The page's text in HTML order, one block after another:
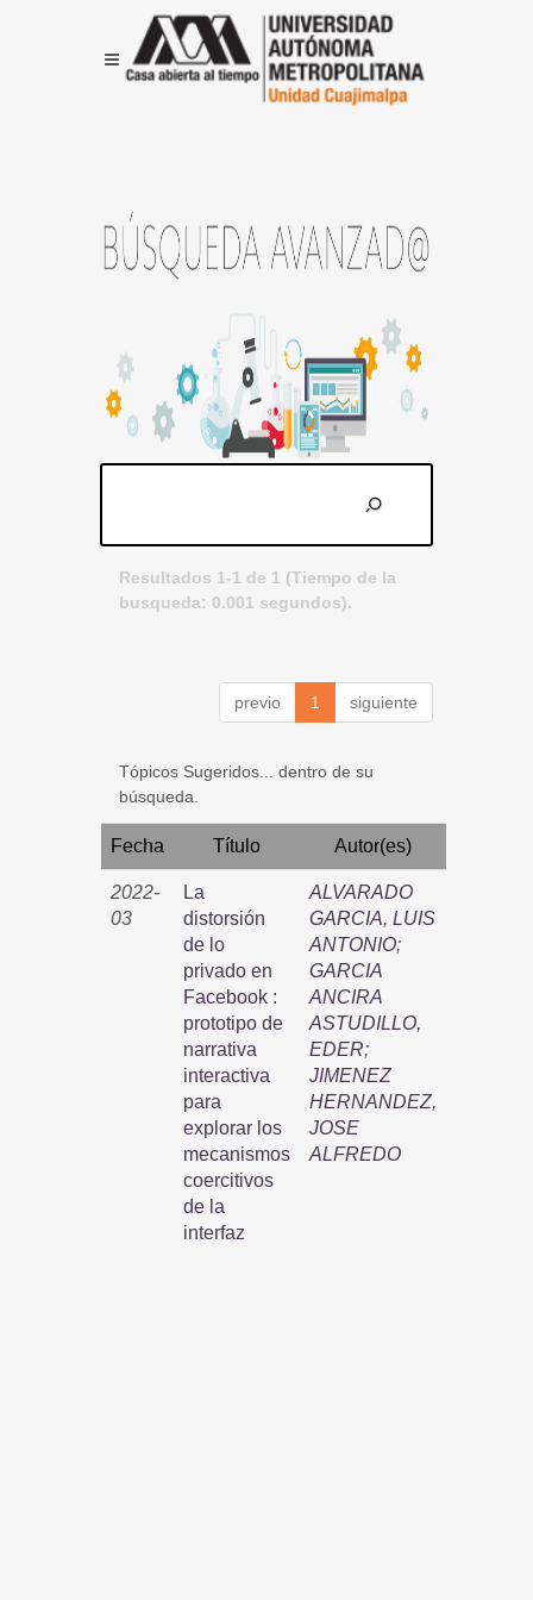
Resultados 1-1 de 1 (Tiempo de la
busqueda: 0.001 segundos).
previo 1 siguiente
Tópicos Sugeridos... dentro de su
búsqueda.
Fecha Título Autor(es)
2022-
03
La
distorsión
de lo
privado en
Facebook :
prototipo de
narrativa
interactiva
para
explorar los
mecanismos
coercitivos
de la
interfaz
ALVARADO
GARCIA, LUIS
ANTONIO;
GARCIA
ANCIRA
ASTUDILLO,
EDER;
JIMENEZ
HERNANDEZ,
JOSE
ALFREDO